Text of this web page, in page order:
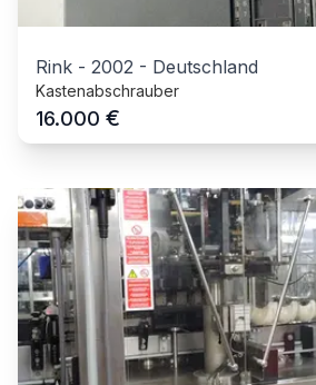
Rink - 2002 - Deutschland
Kastenabschrauber
16.000 €